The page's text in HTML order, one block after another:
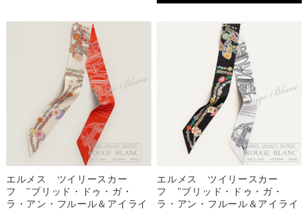
エルメス ツイリースカー
フ "ブリッド・ドゥ・ガ・
ラ・アン・フルール＆アイライ
エルメス ツイリースカー
フ "ブリッド・ドゥ・ガ・
ラ・アン・フルール＆アイライ